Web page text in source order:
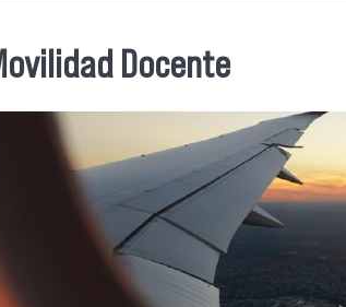
encuentra usted aquí
Docente